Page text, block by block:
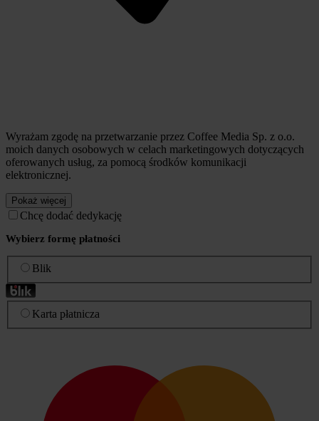
Wyrażam zgodę na przetwarzanie przez Coffee Media Sp. z o.o.
moich danych osobowych w celach marketingowych dotyczących
oferowanych usług, za pomocą środków komunikacji
elektronicznej.
Pokaż więcej
Chcę dodać dedykację
Wybierz formę płatności
Blik
Karta płatnicza